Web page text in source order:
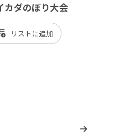
カダのぼり大会
リスト